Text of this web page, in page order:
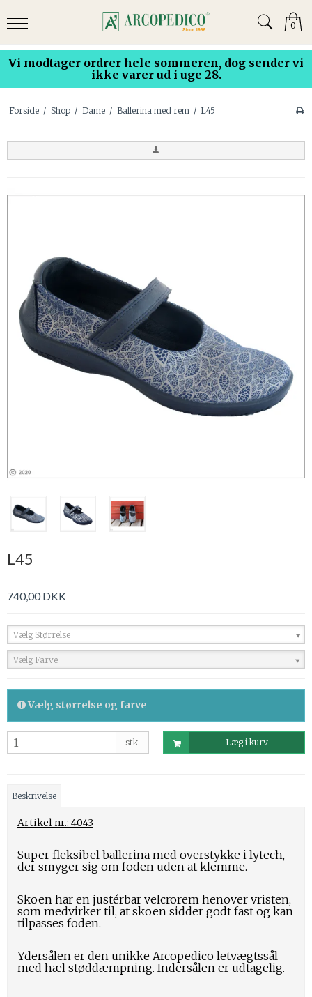
Vi modtager ordrer hele sommeren, dog sender vi
ikke varer ud i uge 28.
0
Forside / Shop / Dame / Ballerina med rem / L45
L45
740,00 DKK
Vælg Størrelse
Vælg Farve
Vælg størrelse og farve
stk. Læg i kurv
Beskrivelse
Artikel nr.: 4043
Super fleksibel ballerina med overstykke i lytech,
der smyger sig om foden uden at klemme.
Skoen har en justérbar velcrorem henover vristen,
som medvirker til, at skoen sidder godt fast og kan
tilpasses foden.
Ydersålen er den unikke Arcopedico letvægtssål
med hæl støddæmpning. Indersålen er udtagelig.